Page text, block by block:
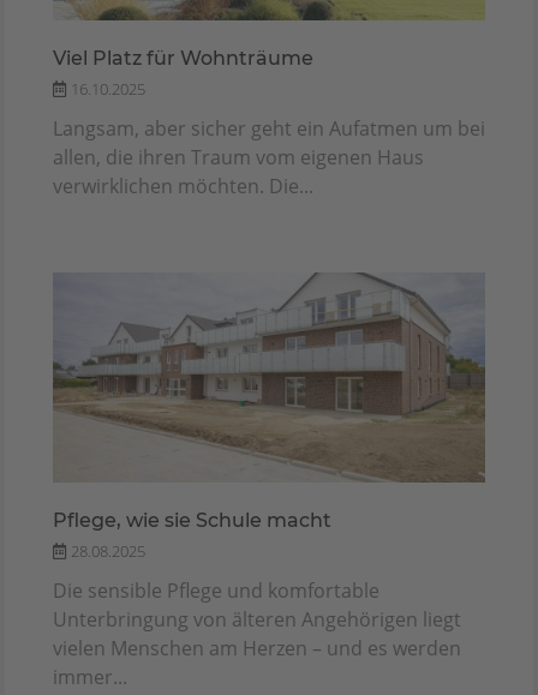
Viel Platz für Wohnträume
16.10.2025
Langsam, aber sicher geht ein Aufatmen um bei
allen, die ihren Traum vom eigenen Haus
verwirklichen möchten. Die...
Pflege, wie sie Schule macht
28.08.2025
Die sensible Pflege und komfortable
Unterbringung von älteren Angehörigen liegt
vielen Menschen am Herzen – und es werden
immer...